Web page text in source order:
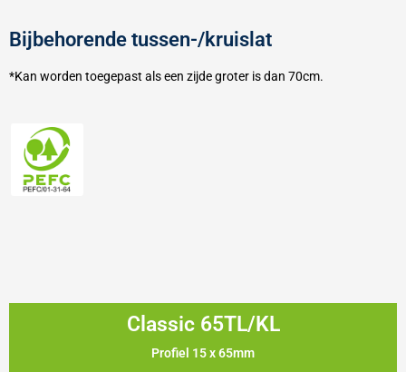
Bijbehorende tussen-/kruislat
*Kan worden toegepast als een zijde groter is dan 70cm.
Classic 65TL/KL
Profiel 15 x 65mm